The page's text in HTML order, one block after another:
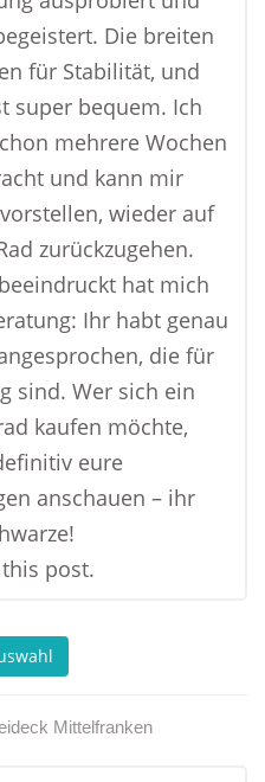
Die breiten
für Stabilität, und
super bequem. Ich
mehrere Wochen
und kann mir
wieder auf
zurückzugehen.
hat mich
Ihr habt genau
die für
sind. Wer sich ein
kaufen möchte,
eure
anschauen – ihr
post.
Mittelfranken